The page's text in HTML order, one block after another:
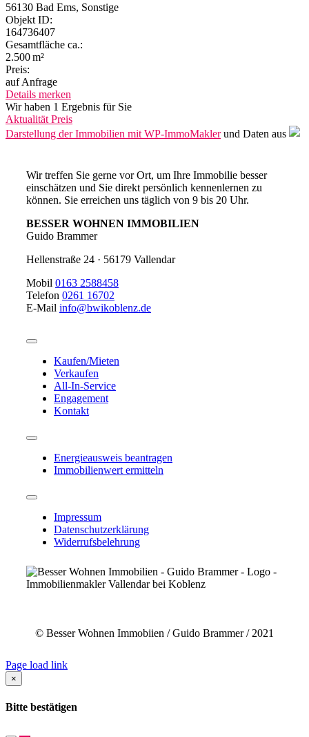
56130 Bad Ems, Sonstige
Objekt ID:
164736407
Gesamtfläche ca.:
2.500 m²
Preis:
auf Anfrage
Details merken
Wir haben 1 Ergebnis für Sie
Aktualität Preis
Darstellung der Immobilien mit WP-ImmoMaklerund Daten aus
Wir treffen Sie gerne vor Ort, um Ihre Immobilie besser
einschätzen und Sie direkt persönlich kennenlernen zu
können. Sie erreichen uns täglich von 9 bis 20 Uhr.
BESSER WOHNEN IMMOBILIEN
Guido Brammer
Hellenstraße 24 · 56179 Vallendar
Mobil 0163 2588458
Telefon 0261 16702
E-Mail info@bwikoblenz.de
Toggle
NavigationKaufen/Mieten
Verkaufen
All-In-Service
Engagement
Kontakt
Toggle
NavigationEnergieausweis beantragen
Immobilienwert ermitteln
Toggle
NavigationImpressum
Datenschutzerklärung
Widerrufsbelehrung
© Besser Wohnen Immobiien / Guido Brammer / 2021
Page load link
×
Bitte bestätigen